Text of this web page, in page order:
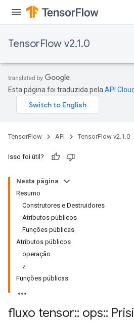
TensorFlow v2.1.0
Esta página foi traduzida pela API
TensorFlow API TensorFlow v2.1.0
Isso foi útil?
Nesta página
Resumo
Construtores e Destruidores
Atributos públicos
Funções públicas
Atributos públicos
operação
z
Funções públicas
fluxo tensor:: ops::